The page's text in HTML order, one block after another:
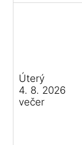
Úterý
4. 8. 2026
večer